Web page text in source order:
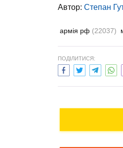
Автор: Степан
армія рф (22037)
ПОДІЛИТИСЯ: